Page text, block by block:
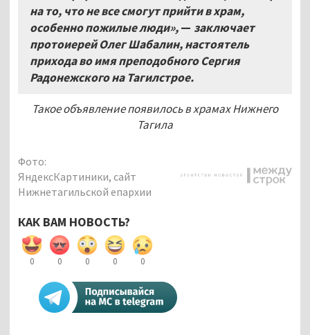
на то, что не все смогут прийти в храм,
особенно пожилые люди»,— заключает
протоиерей Олег Шабалин, настоятель
прихода во имя преподобного Сергия
Радонежского на Тагилстрое.
Такое объявление появилось в храмах Нижнего
Тагила
Фото:
ЯндексКартиники, сайт
Нижнетагильской епархии
КАК ВАМ НОВОСТЬ?
0 0 0 0 0